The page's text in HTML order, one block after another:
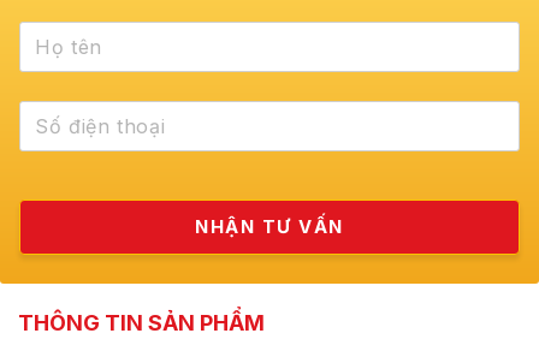
THÔNG TIN SẢN PHẨM